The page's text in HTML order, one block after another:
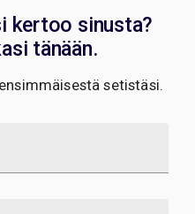
kertoo sinusta?
tänään.
setistäsi.